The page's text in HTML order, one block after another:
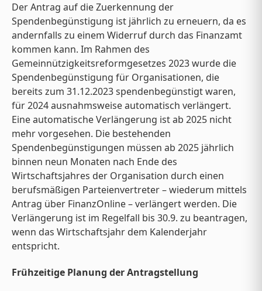
Der Antrag auf die Zuerkennung der
Spendenbegünstigung ist jährlich zu erneuern, da es
andernfalls zu einem Widerruf durch das Finanzamt
kommen kann. Im Rahmen des
Gemeinnützigkeitsreformgesetzes 2023 wurde die
Spendenbegünstigung für Organisationen, die
bereits zum 31.12.2023 spendenbegünstigt waren,
für 2024 ausnahmsweise automatisch verlängert.
Eine automatische Verlängerung ist ab 2025 nicht
mehr vorgesehen. Die bestehenden
Spendenbegünstigungen müssen ab 2025 jährlich
binnen neun Monaten nach Ende des
Wirtschaftsjahres der Organisation durch einen
berufsmäßigen Parteienvertreter – wiederum mittels
Antrag über FinanzOnline – verlängert werden. Die
Verlängerung ist im Regelfall bis 30.9. zu beantragen,
wenn das Wirtschaftsjahr dem Kalenderjahr
entspricht.
Frühzeitige Planung der Antragstellung